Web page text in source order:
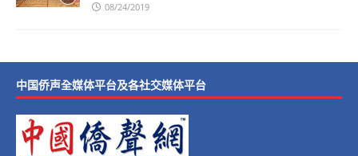
08/24/2019
中国侨声全媒体平台及各社交媒体平台